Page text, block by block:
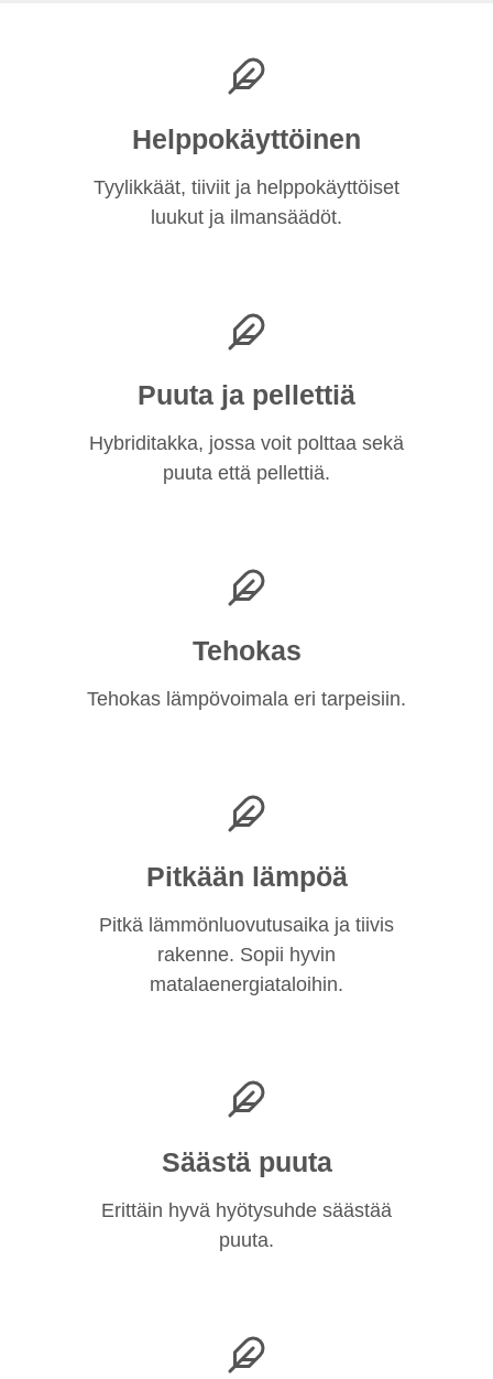
Helppokäyttöinen
Tyylikkäät, tiiviit ja helppokäyttöiset
luukut ja ilmansäädöt.
Puuta ja pellettiä
Hybriditakka, jossa voit polttaa sekä
puuta että pellettiä.
Tehokas
Tehokas lämpövoimala eri tarpeisiin.
Pitkään lämpöä
Pitkä lämmönluovutusaika ja tiivis
rakenne. Sopii hyvin
matalaenergiataloihin.
Säästä puuta
Erittäin hyvä hyötysuhde säästää
puuta.